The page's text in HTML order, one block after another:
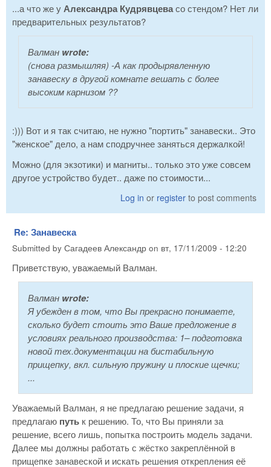
...а что же уАлександра Кудрявцевасо стендом? Нет ли
предварительных результатов?
Валман wrote:
(снова размышляя) -А как продырявленную
занавеску в другой комнате вешать с более
высоким карнизом ??
:))) Вот и я так считаю, не нужно "портить" занавески.. Это
"женское" дело, а нам сподручнее заняться держалкой!
Можно (для экзотики) и магниты.. только это уже совсем
другое устройство будет.. даже по стоимости...
Log in or register to post comments
Re: Занавеска
Submitted by Сагадеев Александр on вт, 17/11/2009 - 12:20
Приветствую, уважаемый Валман.
Валман wrote:
Я убежден в том, что Вы прекрасно понимаете,
сколько будет стоить это Ваше предложение в
условиях реального производства: 1– подготовка
новой тех.документации на бистабильную
прищепку, вкл. сильную пружину и плоские щечки;
...
Уважаемый Валман, я не предлагаю решение задачи, я
предлагаю путь к решению. То, что Вы приняли за
решение, всего лишь, попытка построить модель задачи.
Далее мы должны работать с жёстко закреплённой в
прищепке занавеской и искать решения открепления её